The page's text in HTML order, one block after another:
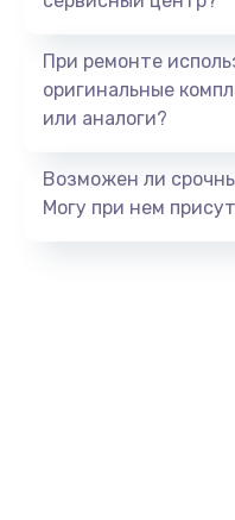
Замена
При ремонте
оригинальные
или аналоги?
Возможен ли
Могу при нем